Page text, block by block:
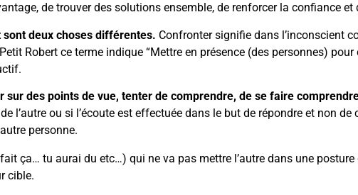
de trouver des solutions ensemble, de renforcer la confiance et
deux choses différentes. Confronter signifie dans l’inconscient
Robert ce terme indique “Mettre en présence (des personnes)
des points de vue, tenter de comprendre, de se faire
l’autre ou si l’écoute est effectuée dans le but de répondre et non de
personne.
ça… tu aurai du etc…) qui ne va pas mettre l’autre dans une posture
cible.